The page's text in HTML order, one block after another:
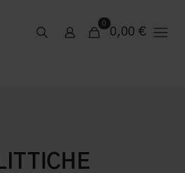
0
0,00 €